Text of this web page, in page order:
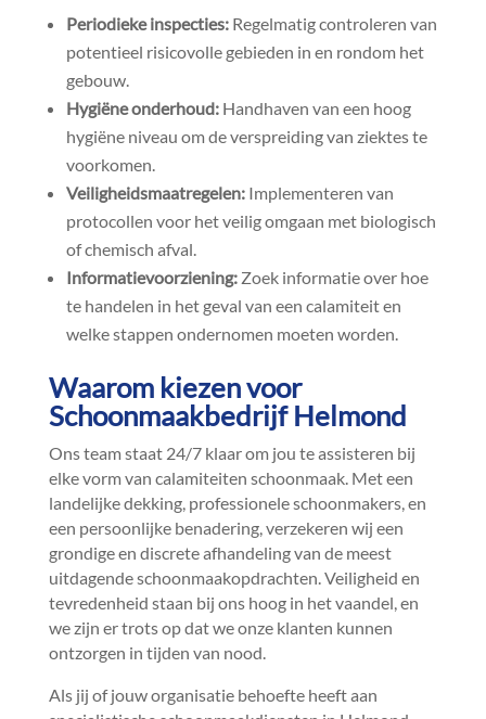
Periodieke inspecties:Regelmatig controleren van
potentieel risicovolle gebieden in en rondom het
gebouw.​
Hygiëne onderhoud:Handhaven van een hoog
hygiëne niveau om de verspreiding van ziektes te
voorkomen.​
Veiligheidsmaatregelen:Implementeren van
protocollen voor het veilig omgaan met biologisch
of chemisch afval.​
Informatievoorziening:Zoek informatie over hoe
te handelen in het geval van een calamiteit en
welke stappen ondernomen moeten worden.​
Waarom kiezen voor
Schoonmaakbedrijf Helmond
Ons team staat 24/7 klaar om jou te assisteren bij
elke vorm van calamiteiten schoonmaak.​ Met een
landelijke dekking, professionele schoonmakers, en
een persoonlijke benadering, verzekeren wij een
grondige en discrete afhandeling van de meest
uitdagende schoonmaakopdrachten.​ Veiligheid en
tevredenheid staan bij ons hoog in het vaandel, en
we zijn er trots op dat we onze klanten kunnen
ontzorgen in tijden van nood.​
Als jij of jouw organisatie behoefte heeft aan